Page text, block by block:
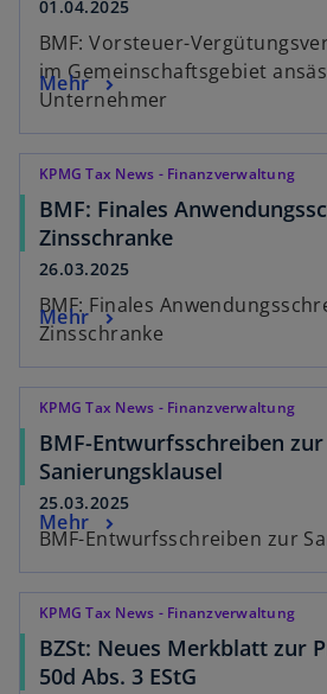
01.04.2025
BMF: Vorsteuer-
im Gemeinschaftsgebiet
Unternehmer
Mehr
KPMG Tax News - Finanzverwaltung
BMF: Finales
Zinsschranke
26.03.2025
BMF: Finales
Zinsschranke
Mehr
KPMG Tax News - Finanzverwaltung
BMF-Entwurfsschreiben zur
Sanierungsklausel
25.03.2025
BMF-Entwurfsschreiben zur
Mehr
KPMG Tax News - Finanzverwaltung
BZSt: Neues Merkblatt zur
50d Abs. 3 EStG